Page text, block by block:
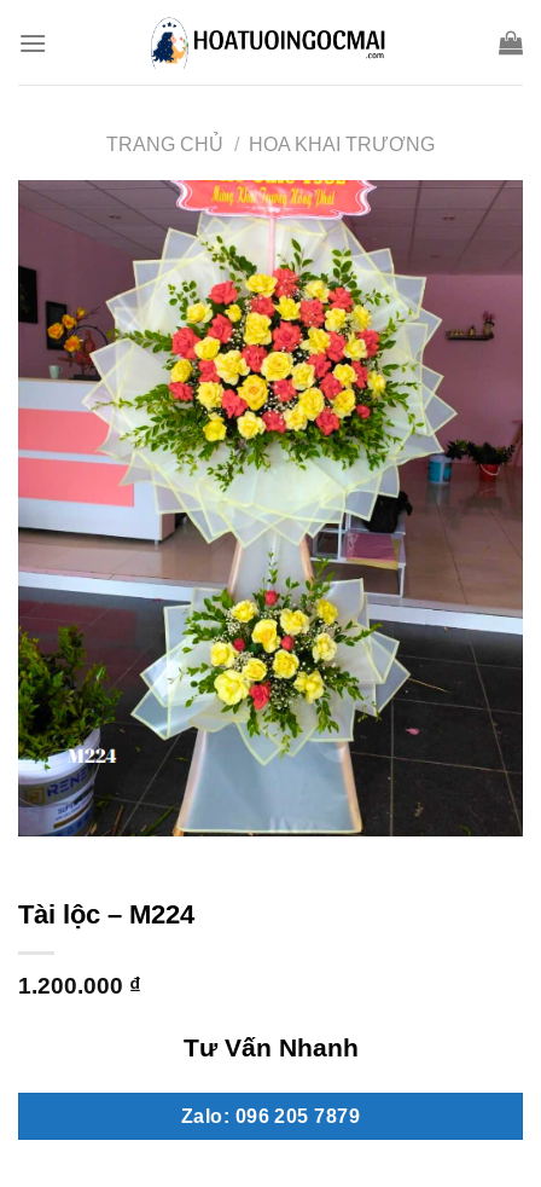
TRANG CHỦ / HOA KHAI TRƯƠNG
Tài lộc – M224
1.200.000 ₫
Tư Vấn Nhanh
Zalo: 096 205 7879